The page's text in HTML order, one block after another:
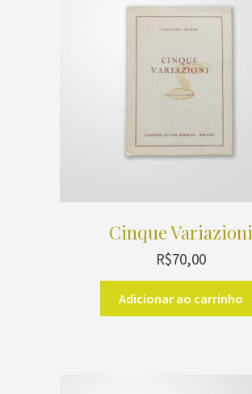
Cinque Variazioni
R$70,00
Adicionar ao carrinho